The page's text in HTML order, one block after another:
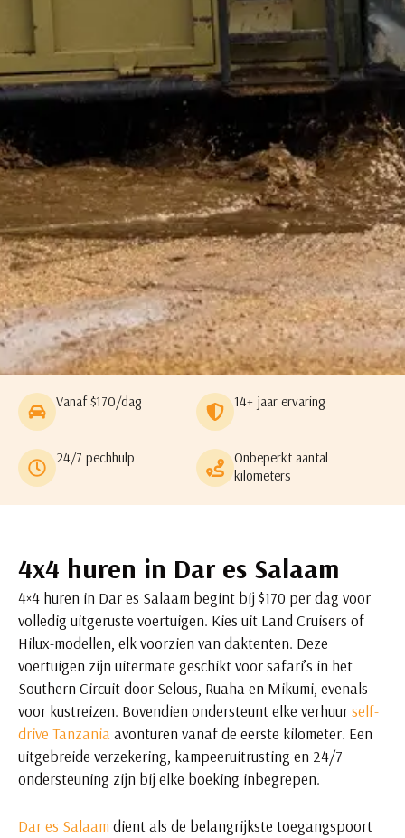
Vanaf $170/dag 14+ jaar ervaring
24/7 pechhulp
Onbeperkt aantal
kilometers
4x4 huren in Dar es Salaam
4×4 huren in Dar es Salaam begint bij $170 per dag voor
volledig uitgeruste voertuigen. Kies uit Land Cruisers of
Hilux-modellen, elk voorzien van daktenten. Deze
voertuigen zijn uitermate geschikt voor safari’s in het
Southern Circuit door Selous, Ruaha en Mikumi, evenals
voor kustreizen. Bovendien ondersteunt elke verhuurself-
drive Tanzania avonturen vanaf de eerste kilometer. Een
uitgebreide verzekering, kampeeruitrusting en 24/7
ondersteuning zijn bij elke boeking inbegrepen.
Dar es Salaam dient als de belangrijkste toegangspoort